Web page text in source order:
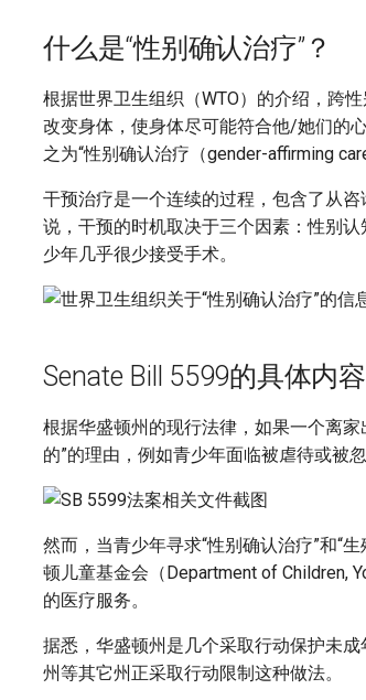
什么是“性别确认治疗”？
根据世界卫生组织（WTO）的介绍，跨
改变身体，使身体尽可能符合他/她们的
之为“性别确认治疗（gender-affirming care
干预治疗是一个连续的过程，包含了从
说，干预的时机取决于三个因素：性别
少年几乎很少接受手术。
Senate Bill 5599的具体内
根据华盛顿州的现行法律，如果一个离
的”的理由，例如青少年面临被虐待或被
然而，当青少年寻求“性别确认治疗”和“
顿儿童基金会（Department of Children,
的医疗服务。
据悉，华盛顿州是几个采取行动保护未
州等其它州正采取行动限制这种做法。